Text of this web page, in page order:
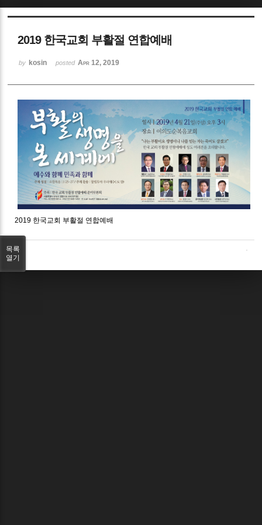
2019 한국교회 부활절 연합예배
by kosin posted Apr 12, 2019
2019 한국교회 부활절 연합예배
목록
열기
Sketchbook5, 스케치북5
Sketchbook5, 스케치북5